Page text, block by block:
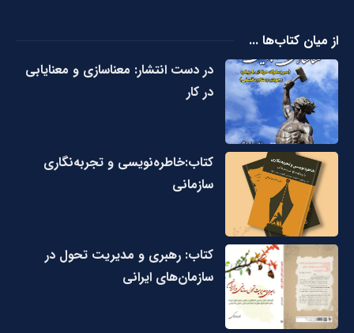
از میان کتاب‌ها ...
در دست انتشار: معناسازی و معنایابی
در کار
کتاب:خاطره‌نویسی و تجربه‌نگاری
سازمانی
کتاب: رهبری و مدیریت تحول در
سازمان‌های ایرانی